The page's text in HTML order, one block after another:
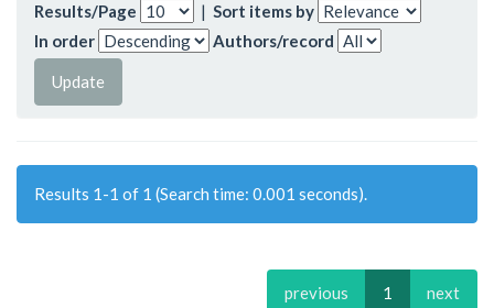
Results/Page | Sort items by
In order
Authors/record
Results 1-1 of 1 (Search time: 0.001 seconds).
previous 1 next